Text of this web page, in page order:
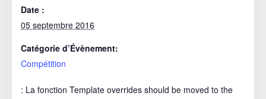
Date :
05 septembre 2016
Catégorie d’Évènement:
Compétition
: La fonction Template overrides should be moved to the